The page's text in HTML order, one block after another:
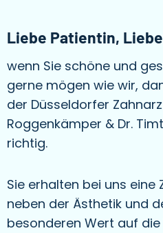
Liebe Patientin,
wenn Sie schöne und
gerne mögen wie wir,
der Düsseldorfer
Roggenkämper & Dr.
richtig.
Sie erhalten bei uns eine
neben der Ästhetik und
besonderen Wert auf